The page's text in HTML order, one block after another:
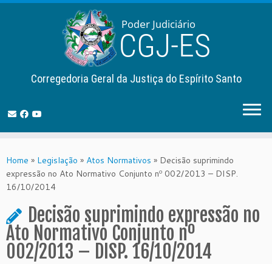
to
content
Corregedoria Geral da Justiça do Espírito Santo
Home » Legislação » Atos Normativos » Decisão suprimindo
expressão no Ato Normativo Conjunto nº 002/2013 – DISP.
16/10/2014
Decisão suprimindo expressão no
Ato Normativo Conjunto nº
002/2013 – DISP. 16/10/2014